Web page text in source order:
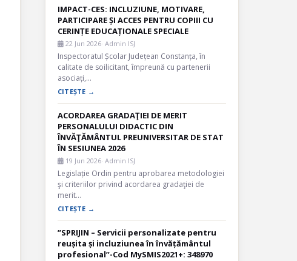
IMPACT-CES: INCLUZIUNE, MOTIVARE,
PARTICIPARE ȘI ACCES PENTRU COPIII CU
CERINȚE EDUCAȚIONALE SPECIALE
22 Jun 2026· Admin ISJ
Inspectoratul Școlar Județean Constanța, în
calitate de soilicitant, împreună cu partenerii
asociați,…
CITEȘTE →
ACORDAREA GRADAŢIEI DE MERIT
PERSONALULUI DIDACTIC DIN
ÎNVĂŢĂMÂNTUL PREUNIVERSITAR DE STAT
ÎN SESIUNEA 2026
19 Jun 2026· Admin ISJ
Legislație Ordin pentru aprobarea metodologiei
şi criteriilor privind acordarea gradaţiei de
merit…
CITEȘTE →
”SPRIJIN – Servicii personalizate pentru
reușita și incluziunea în învățământul
profesional”-Cod MySMIS2021+: 348970